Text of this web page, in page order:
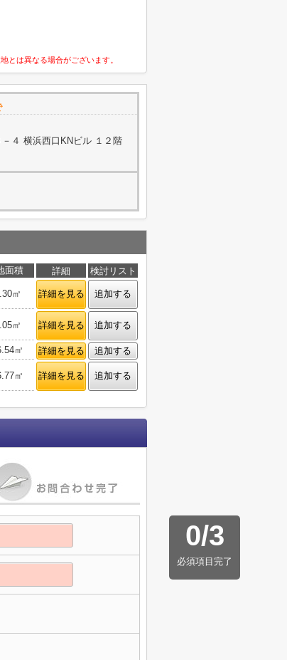
とは異なる場合がございます。
４ 横浜西口KNビル １２階
面積 詳細 検討リスト
㎡ 詳細を見る 追加する
㎡ 詳細を見る 追加する
㎡ 詳細を見る 追加する
㎡ 詳細を見る 追加する
0/3
必須項目完了